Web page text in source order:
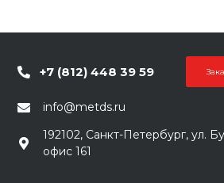
+7 (812) 448 39 59
info@metds.ru
192102, Санкт-Петербург, ул.
офис 161